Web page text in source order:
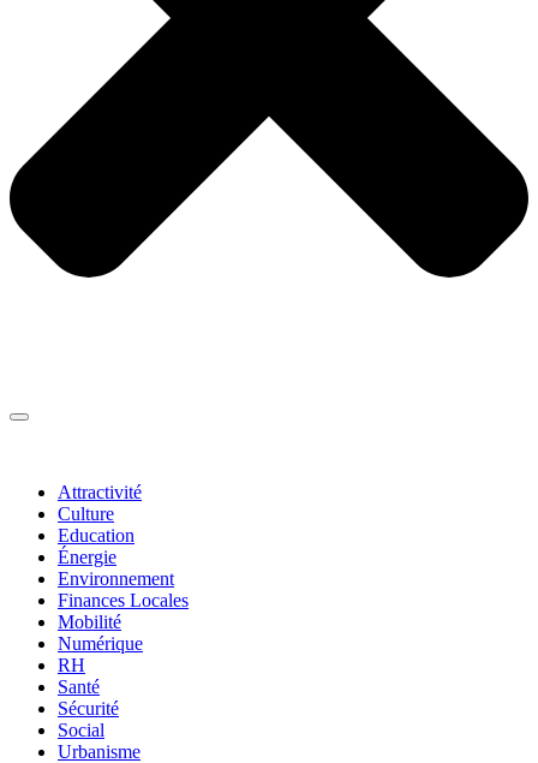
Attractivité
Culture
Education
Énergie
Environnement
Finances Locales
Mobilité
Numérique
RH
Santé
Sécurité
Social
Urbanisme